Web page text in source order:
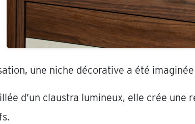
une niche décorative a été
d’un claustra lumineux, elle crée